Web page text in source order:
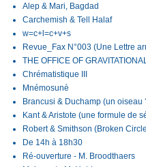
Alep & Mari, Bagdad
Carchemish & Tell Halaf
w=c+l=c+v+s
Revue_Fax N°003 (Une Lettre
THE OFFICE OF
Chrématistique III
Mnémosunè
Brancusi & Duchamp (un oiseau
Kant & Aristote (une formule de
Robert & Smithson (Broken
De 14h à 18h30
Ré-ouverture - M. Broodthaers